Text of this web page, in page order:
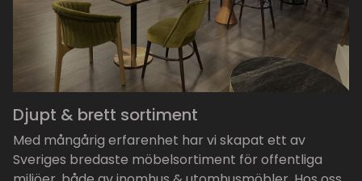
Djupt & brett sortiment
Med mångårig erfarenhet har vi skapat ett av
Sveriges bredaste möbelsortiment för offentliga